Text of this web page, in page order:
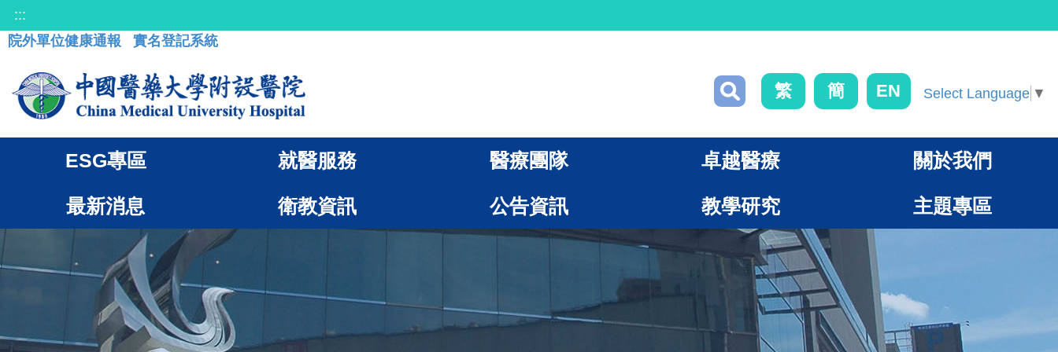
:::
院外單位健康通報
實名登記系統
繁 簡 EN Select Language ▼
ESG專區 就醫服務 醫療團隊 卓越醫療 關於我們
最新消息 衛教資訊 公告資訊 教學研究 主題專區